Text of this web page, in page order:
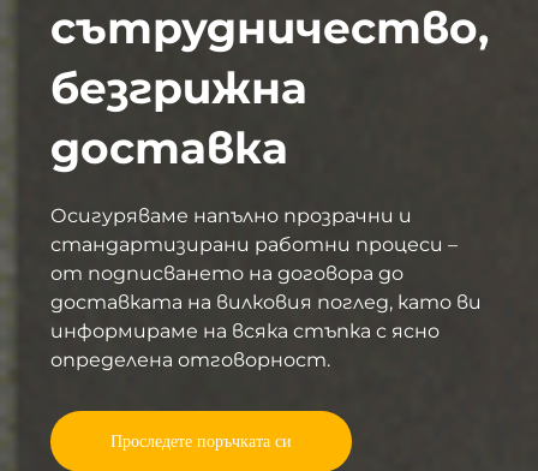
сътрудничество,
безгрижна
доставка
Осигуряваме напълно прозрачни и
стандартизирани работни процеси –
от подписването на договора до
доставката на вилковия поглед, като ви
информираме на всяка стъпка с ясно
определена отговорност.
Проследете поръчката си